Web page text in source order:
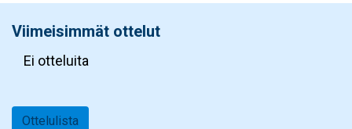
Viimeisimmät ottelut
Ei otteluita
Ottelulista